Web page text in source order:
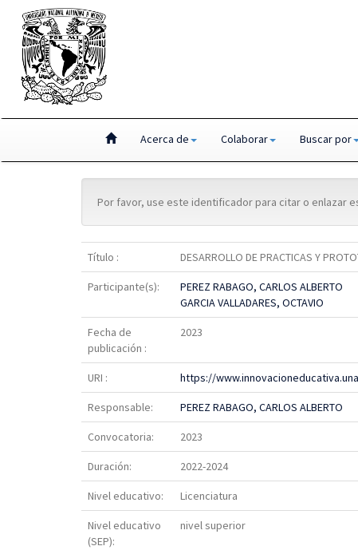
Acerca de Colaborar Buscar por
Por favor, use este identificador para citar o enlazar
Título : DESARROLLO DE PRACTICAS Y
Participante(s):
PEREZ RABAGO, CARLOS ALBERTO
GARCIA VALLADARES, OCTAVIO
Fecha de
publicación :
2023
URI : https://
Responsable: PEREZ RABAGO, CARLOS ALBERTO
Convocatoria: 2023
Duración: 2022-2024
Nivel educativo: Licenciatura
Nivel educativo
(SEP):
nivel superior